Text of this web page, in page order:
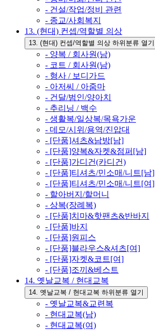
- 건설/작업/정비 관련
- 종교/사회복지
13. (현대) 컨셉/역할별 의상
13. (현대) 컨셉/역할별 의상 하위분류 열기
- 양복 / 회사원(남)
- 코트 / 회사원(남)
- 형사 / 보디가드
- 아저씨 / 아줌마
- 건달/범인/양아치
- 추리닝 / 백수
- 생활복/일상복/목욕가운
- 데모/시위/용역/진압대
- [단품]셔츠&남방[남]
- [단품]양복&자켓&점퍼[남]
- [단품]가디건(카디건)
- [단품]티셔츠/민소매/니트[남]
- [단품]티셔츠/민소매/니트[여]
- 할아버지/할머니
- 상복(장례복)
- [단품]치마&핫팬츠&반바지
- [단품]바지
- [단품]원피스
- [단품]블라우스&셔츠[여]
- [단품]자켓&코트[여]
- [단품]조끼&베스트
14. 옛날교복 / 현대교복
14. 옛날교복 / 현대교복 하위분류 열기
- 옛날교복&교련복
- 현대교복(남)
- 현대교복(여)